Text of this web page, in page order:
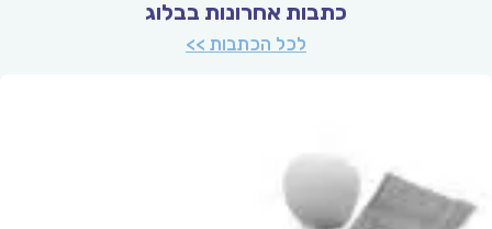
כתבות אחרונות בבלוג
לכל הכתבות >>